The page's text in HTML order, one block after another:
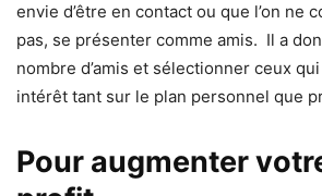
envie d’être en contact ou que l’on ne
pas, se présenter comme amis. Il a
nombre d’amis et sélectionner ceux
intérêt tant sur le plan personnel que
Pour augmenter